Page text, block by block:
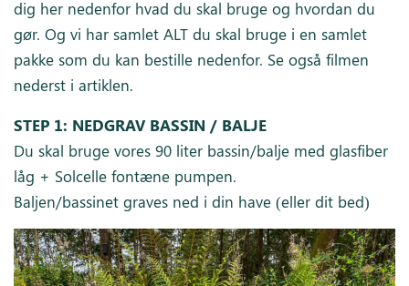
dig her nedenfor hvad du skal bruge og hvordan du
gør. Og vi har samlet ALT du skal bruge i en samlet
pakke som du kan bestille nedenfor. Se også filmen
nederst i artiklen.
STEP 1: NEDGRAV BASSIN / BALJE
Du skal bruge vores 90 liter bassin/balje med glasfiber
låg + Solcelle fontæne pumpen.
Baljen/bassinet graves ned i din have (eller dit bed)